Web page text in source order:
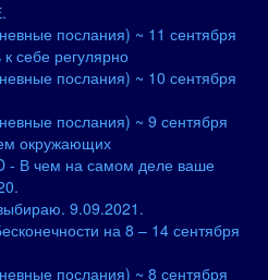
послания) ~ 11 сентября
себе регулярно
послания) ~ 10 сентября
послания) ~ 9 сентября
окружающих
- В чем на самом деле ваше
9.09.2021.
на 8 – 14 сентября
послания) ~ 8 сентября